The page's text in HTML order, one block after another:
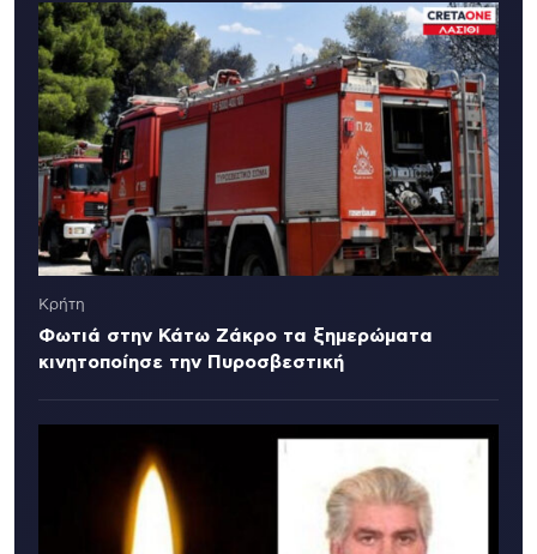
Κρήτη
Φωτιά στην Κάτω Ζάκρο τα ξημερώματα
κινητοποίησε την Πυροσβεστική